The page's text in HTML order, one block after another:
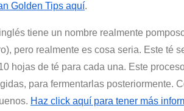
Golden Tips aquí.
tiene un nombre realmente
pero realmente es cosa seria. Este té
hojas de té para cada una. Este
para fermentarlas posteriormente.
Haz click aquí para tener más